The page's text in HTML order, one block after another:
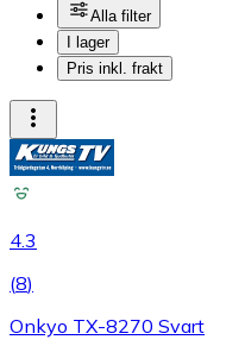
Alla filter
I lager
Pris inkl. frakt
4.3
(8)
Onkyo TX-8270 Svart